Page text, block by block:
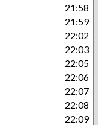
21:58
21:59
22:02
22:03
22:05
22:06
22:07
22:08
22:09